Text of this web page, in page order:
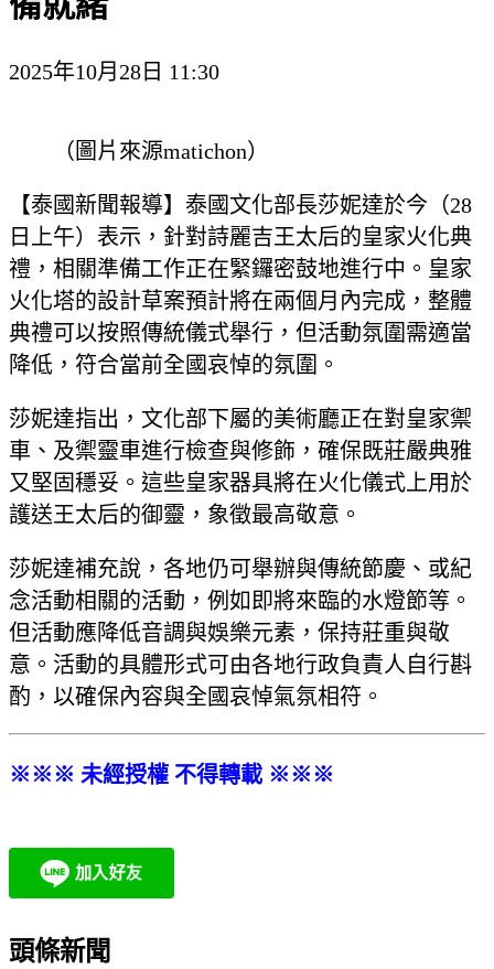
2025年10月28日 11:30
（圖片來源matichon）
【泰國新聞報導】泰國文化部長莎妮達於今（28
日上午）表示，針對詩麗吉王太后的皇家火化典
禮，相關準備工作正在緊鑼密鼓地進行中。皇家
火化塔的設計草案預計將在兩個月內完成，整體
典禮可以按照傳統儀式舉行，但活動氛圍需適當
降低，符合當前全國哀悼的氛圍。
莎妮達指出，文化部下屬的美術廳正在對皇家禦
車、及禦靈車進行檢查與修飾，確保既莊嚴典雅
又堅固穩妥。這些皇家器具將在火化儀式上用於
護送王太后的御靈，象徵最高敬意。
莎妮達補充說，各地仍可舉辦與傳統節慶、或紀
念活動相關的活動，例如即將來臨的水燈節等。
但活動應降低音調與娛樂元素，保持莊重與敬
意。活動的具體形式可由各地行政負責人自行斟
酌，以確保內容與全國哀悼氣氛相符。
※※※ 未經授權 不得轉載 ※※※
頭條新聞